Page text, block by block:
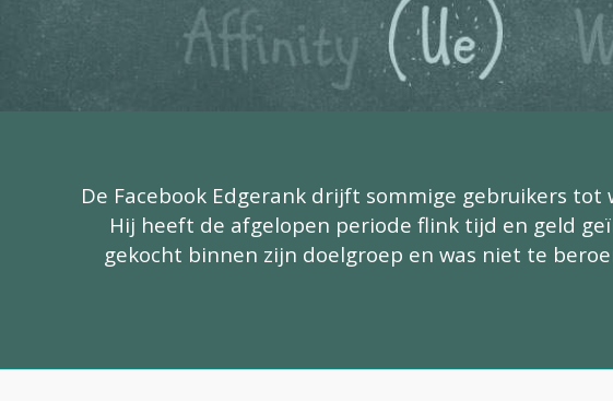
De Facebook Edgerank drijft sommige gebruikers
Hij heeft de afgelopen periode flink tijd en geld
gekocht binnen zijn doelgroep en was niet te